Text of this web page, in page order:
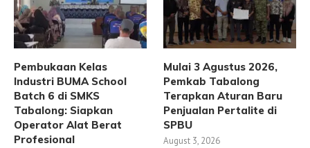
Pembukaan Kelas
Industri BUMA School
Batch 6 di SMKS
Tabalong: Siapkan
Operator Alat Berat
Profesional
Mulai 3 Agustus 2026,
Pemkab Tabalong
Terapkan Aturan Baru
Penjualan Pertalite di
SPBU
August 3, 2026